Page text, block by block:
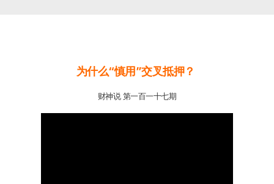
为什么“慎用”交叉抵押？
财神说 第一百一十七期